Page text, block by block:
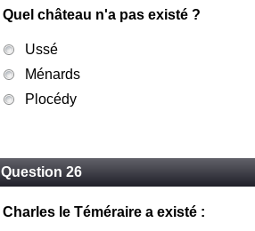
Quel château n'a pas existé ?
Ussé
Ménards
Plocédy
Question 26
Charles le Téméraire a existé :